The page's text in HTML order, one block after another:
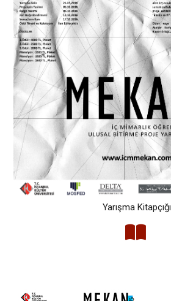
Yarışma Kitapçığı